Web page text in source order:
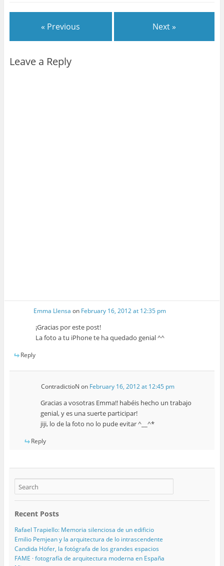
« Previous Next »
Leave a Reply
Emma Llensa on February 16, 2012 at 12:35 pm
¡Gracias por este post!
La foto a tu iPhone te ha quedado genial ^^
Reply
ContradictioN on February 16, 2012 at 12:45 pm
Gracias a vosotras Emma!! habéis hecho un trabajo
genial, y es una suerte participar!
jiji, lo de la foto no lo pude evitar ^__^*
Reply
Recent Posts
Rafael Trapiello: Memoria silenciosa de un edificio
Emilio Pemjean y la arquitectura de lo intrascendente
Candida Höfer, la fotógrafa de los grandes espacios
FAME · fotografía de arquitectura moderna en España